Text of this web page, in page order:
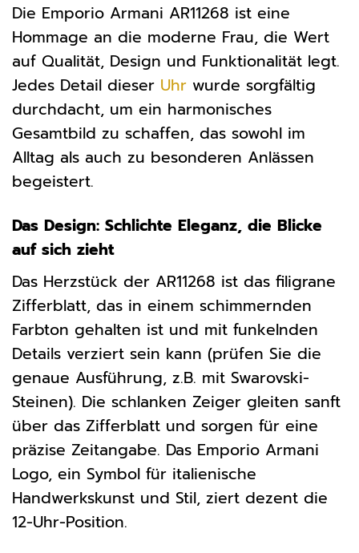
Die Emporio Armani AR11268 ist eine
Hommage an die moderne Frau, die Wert
auf Qualität, Design und Funktionalität legt.
Jedes Detail dieser Uhr wurde sorgfältig
durchdacht, um ein harmonisches
Gesamtbild zu schaffen, das sowohl im
Alltag als auch zu besonderen Anlässen
begeistert.
Das Design: Schlichte Eleganz, die Blicke
auf sich zieht
Das Herzstück der AR11268 ist das filigrane
Zifferblatt, das in einem schimmernden
Farbton gehalten ist und mit funkelnden
Details verziert sein kann (prüfen Sie die
genaue Ausführung, z.B. mit Swarovski-
Steinen). Die schlanken Zeiger gleiten sanft
über das Zifferblatt und sorgen für eine
präzise Zeitangabe. Das Emporio Armani
Logo, ein Symbol für italienische
Handwerkskunst und Stil, ziert dezent die
12-Uhr-Position.